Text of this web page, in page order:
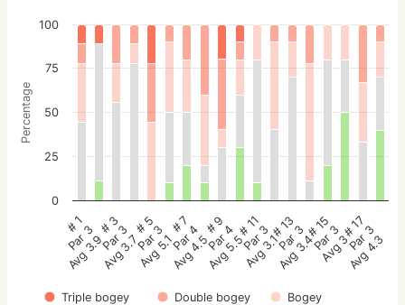
Percentage
Triple bogey Double bogey
Bogey
# 1
Par 3
Avg 3.9
# 3
Par 3
Avg 3.7
# 5
Par 3
Avg 5.1
# 7
Par 4
Avg 4.5
# 9
Par 4
Avg 5.5
# 11
Par 3
Avg 3.1
# 13
Par 3
Avg 3.4
# 15
Par 3
Avg 3
# 17
Par 3
Avg 4.3
0
25
50
75
100